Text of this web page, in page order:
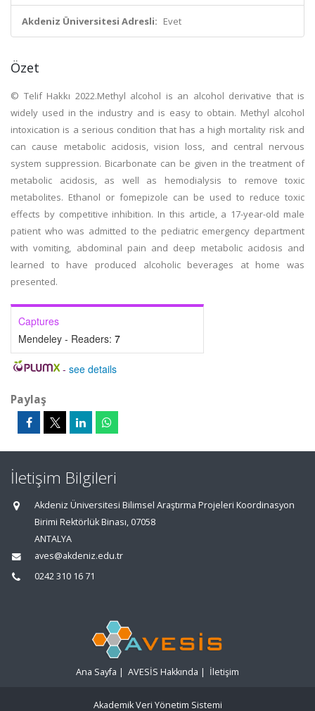
Akdeniz Üniversitesi Adresli: Evet
Özet
© Telif Hakkı 2022.Methyl alcohol is an alcohol derivative that is
widely used in the industry and is easy to obtain. Methyl alcohol
intoxication is a serious condition that has a high mortality risk and
can cause metabolic acidosis, vision loss, and central nervous
system suppression. Bicarbonate can be given in the treatment of
metabolic acidosis, as well as hemodialysis to remove toxic
metabolites. Ethanol or fomepizole can be used to reduce toxic
effects by competitive inhibition. In this article, a 17-year-old male
patient who was admitted to the pediatric emergency department
with vomiting, abdominal pain and deep metabolic acidosis and
learned to have produced alcoholic beverages at home was
presented.
Captures
Mendeley - Readers: 7
- see details
Paylaş
İletişim Bilgileri
Akdeniz Üniversitesi Bilimsel Araştırma Projeleri Koordinasyon
Birimi Rektörlük Binası, 07058
ANTALYA
aves@akdeniz.edu.tr
0242 310 16 71
Ana Sayfa | AVESİS Hakkında | İletişim
Akademik Veri Yönetim Sistemi